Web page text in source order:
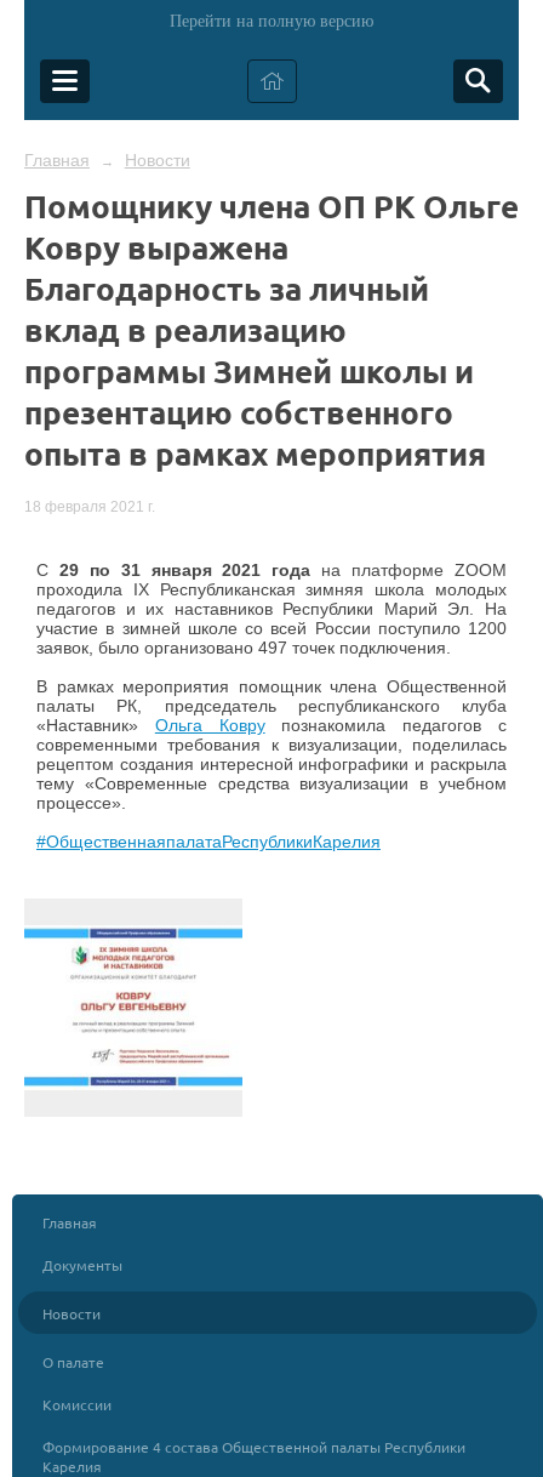
Перейти на полную версию
Главная → Новости
Помощнику члена ОП РК Ольге
Ковру выражена
Благодарность за личный
вклад в реализацию
программы Зимней школы и
презентацию собственного
опыта в рамках мероприятия
18 февраля 2021 г.
С 29 по 31 января 2021 года на платформе ZOOM
проходила IX Республиканская зимняя школа молодых
педагогов и их наставников Республики Марий Эл. На
участие в зимней школе со всей России поступило 1200
заявок, было организовано 497 точек подключения.
В рамках мероприятия помощник члена Общественной
палаты РК, председатель республиканского клуба
«Наставник» Ольга Коврупознакомила педагогов с
современными требования к визуализации, поделилась
рецептом создания интересной инфографики и раскрыла
тему «Современные средства визуализации в учебном
процессе».
#ОбщественнаяпалатаРеспубликиКарелия
Главная
Документы
Новости
О палате
Комиссии
Формирование 4 состава Общественной палаты Республики
Карелия